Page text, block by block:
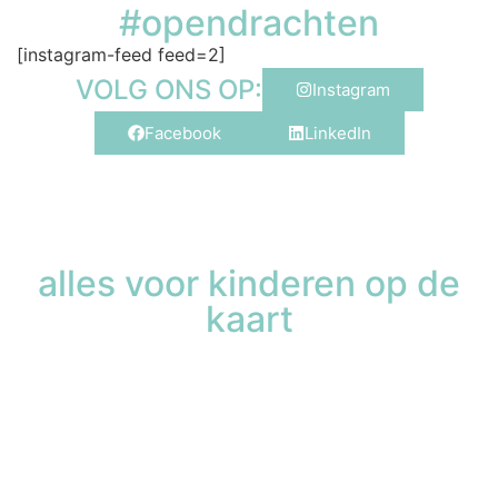
#opendrachten
[instagram-feed feed=2]
VOLG ONS OP: Instagram
Facebook LinkedIn
alles voor kinderen op de
kaart